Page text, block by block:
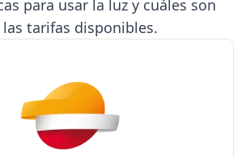
para usar la luz y cuáles son
tarifas disponibles.